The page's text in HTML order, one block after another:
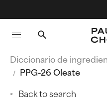
Diccionario de
PPG-26 Oleate
Back to search